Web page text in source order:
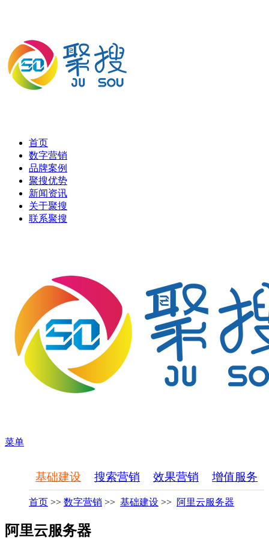
首页
数字营销
品牌案例
聚搜优势
新闻资讯
关于聚搜
联系聚搜
菜单
基础建设 搜索营销 效果营销 增值服务
首页 >> 数字营销 >> 基础建设 >> 阿里云服务器
阿里云服务器